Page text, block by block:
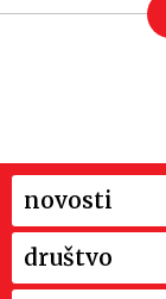
novosti
društvo